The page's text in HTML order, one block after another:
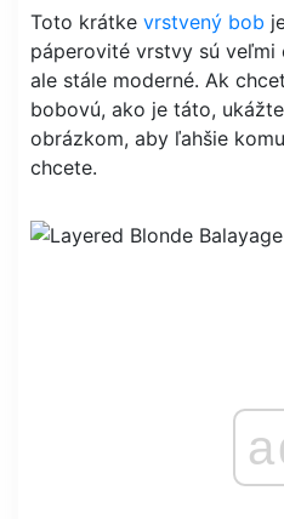
Toto krátke vrstvený bob
páperovité vrstvy sú veľmi
ale stále moderné. Ak
bobovú, ako je táto,
obrázkom, aby ľahšie
chcete.